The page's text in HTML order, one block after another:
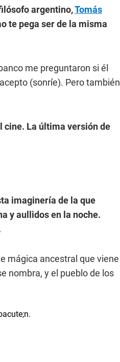
argentino,Tomás
te pega ser de la misma
me preguntaron si él
(sonríe). Pero también
cine. La última versión de
imaginería de la que
y aullidos en la noche.
mágica ancestral que viene
nombra, y el pueblo de los